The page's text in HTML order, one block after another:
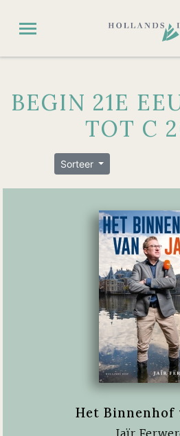
BEGIN 21E
TOT C
Sorteer
Het Binnenhof
Jaïr